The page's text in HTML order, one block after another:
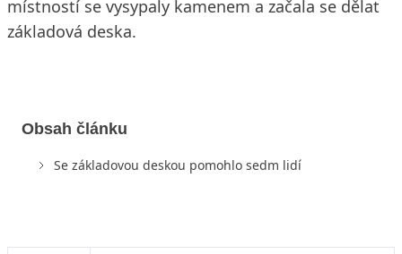
místností se vysypaly kamenem a začala se dělat
základová deska.
Obsah článku
Se základovou deskou pomohlo sedm lidí